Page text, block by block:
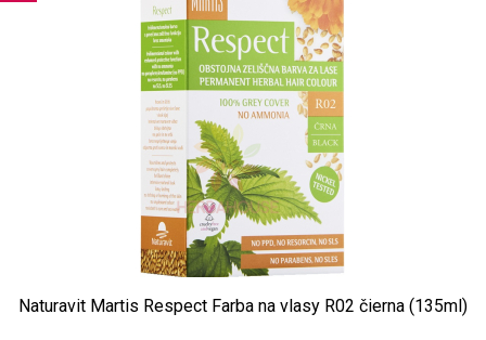
Naturavit Martis Respect Farba na vlasy R02 čierna (135ml)